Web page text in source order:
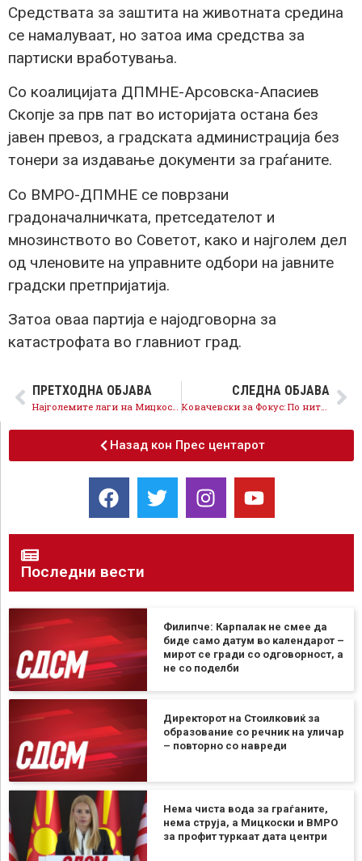
Средствата за заштита на животната средина
се намалуваат, но затоа има средства за
партиски вработувања.
Со коалицијата ДПМНЕ-Арсовска-Апасиев
Скопје за прв пат во историјата остана без
јавен превоз, а градската администрација без
тонери за издавање документи за граѓаните.
Со ВМРО-ДПМНЕ се поврзани
градоначалничката, претседателот и
мнозинството во Советот, како и најголем дел
од членовите на управните одбори на јавните
градски претпријатија.
Затоа оваа партија е најодговорна за
катастрофата во главниот град.
ПРЕТХОДНА ОБЈАВА
Најголемите лаги на Мицкоски се искажани во 2022 година, затоа никој не му верува
СЛЕДНА ОБЈАВА
Ковачевски за Фокус: По ниту едно државно прашање ВМРО-ДПМНЕ нема став, станаа заложници на Левица
Назад кон Прес центарот
Последни вести
Филипче: Карпалак не смее да
биде само датум во календарот –
мирот се гради со одговорност, а
не со поделби
Директорот на Стоилковиќ за
образование со речник на уличар
– повторно со навреди
Нема чиста вода за граѓаните,
нема струја, а Мицкоски и ВМРО
за профит туркаат дата центри